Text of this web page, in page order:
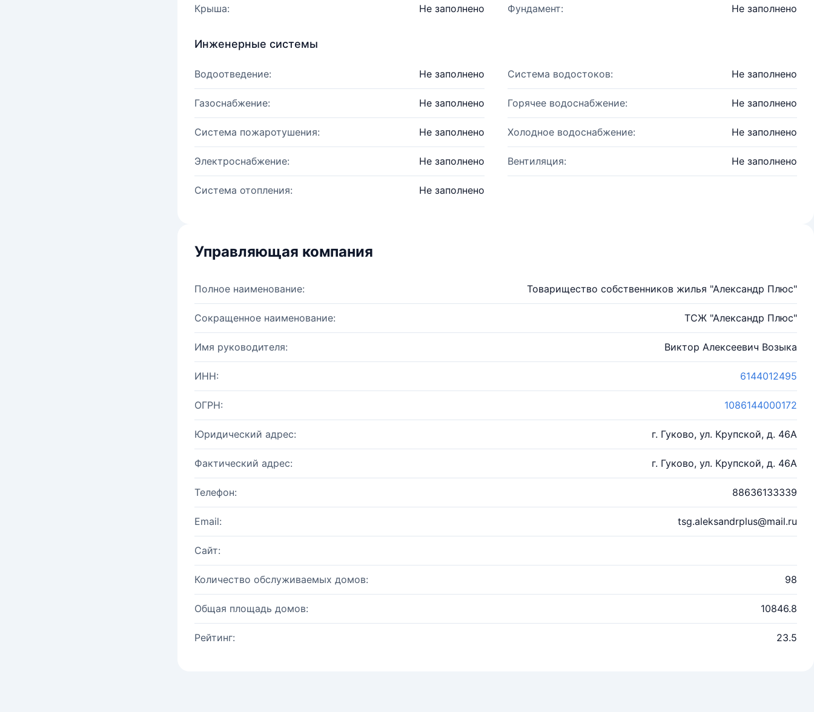
Крыша: Не заполнено Фундамент: Не заполнено
Инженерные системы
Водоотведение: Не заполнено Система водостоков: Не заполнено
Газоснабжение: Не заполнено Горячее водоснабжение: Не заполнено
Система пожаротушения: Не заполнено Холодное водоснабжение: Не заполнено
Электроснабжение: Не заполнено Вентиляция: Не заполнено
Система отопления: Не заполнено
Управляющая компания
Полное наименование: Товарищество собственников жилья "Александр Плюс"
Сокращенное наименование: ТСЖ "Александр Плюс"
Имя руководителя: Виктор Алексеевич Возыка
ИНН: 6144012495
ОГРН: 1086144000172
Юридический адрес: г. Гуково, ул. Крупской, д. 46А
Фактический адрес: г. Гуково, ул. Крупской, д. 46А
Телефон: 88636133339
Email: tsg.aleksandrplus@mail.ru
Сайт:
Количество обслуживаемых домов: 98
Общая площадь домов: 10846.8
Рейтинг: 23.5